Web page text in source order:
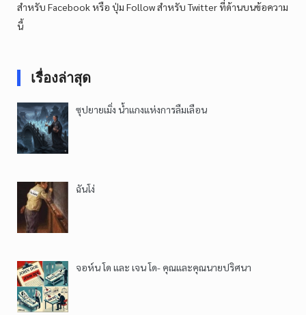
สำหรับ Facebook หรือ ปุ่ม Follow สำหรับ Twitter ที่ด้านบนข้อความ
นี้
เรื่องล่าสุด
ซุปยายเมิ่ง น้ำแกงแห่งการลืมเลือน
ฉันโง่
จอห์น โด และ เจน โด- คุณและคุณนายปริศนา